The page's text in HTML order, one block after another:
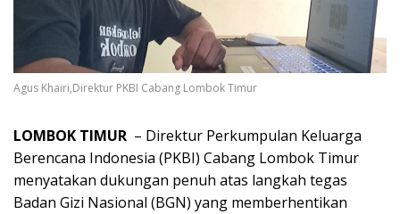
Agus Khairi,Direktur PKBI Cabang Lombok Timur
LOMBOK TIMUR – Direktur Perkumpulan Keluarga
Berencana Indonesia (PKBI) Cabang Lombok Timur
menyatakan dukungan penuh atas langkah tegas
Badan Gizi Nasional (BGN) yang memberhentikan